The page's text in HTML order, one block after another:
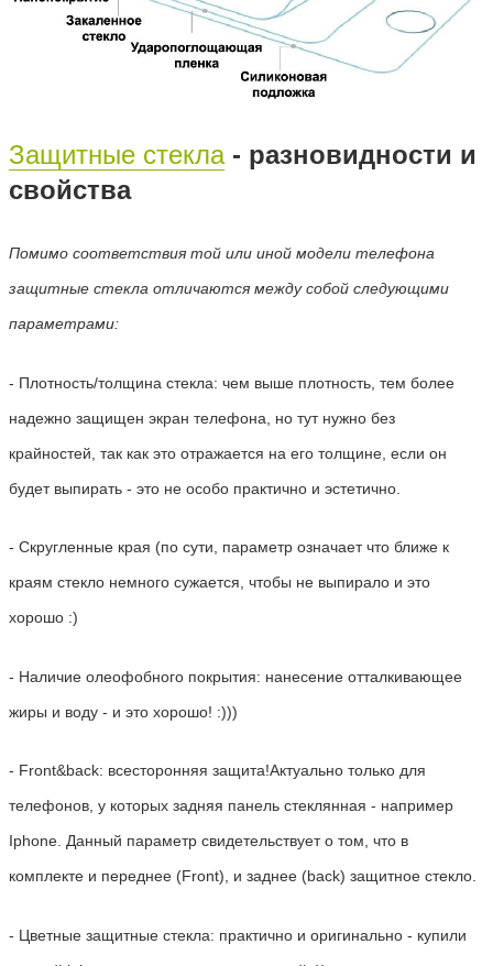
Защитные стекла- разновидности и
свойства
Помимо соответствия той или иной модели телефона
защитные стекла отличаются между собой следующими
параметрами:
- Плотность/толщина стекла: чем выше плотность, тем более
надежно защищен экран телефона, но тут нужно без
крайностей, так как это отражается на его толщине, если он
будет выпирать - это не особо практично и эстетично.
- Скругленные края (по сути, параметр означает что ближе к
краям стекло немного сужается, чтобы не выпирало и это
хорошо :)
- Наличие олеофобного покрытия: нанесение отталкивающее
жиры и воду - и это хорошо! :)))
- Front&back: всесторонняя защита!Актуально только для
телефонов, у которых задняя панель стеклянная - например
Iphone. Данный параметр свидетельствует о том, что в
комплекте и переднее (Front), и заднее (back) защитное стекло.
- Цветные защитные стекла: практично и оригинально - купили